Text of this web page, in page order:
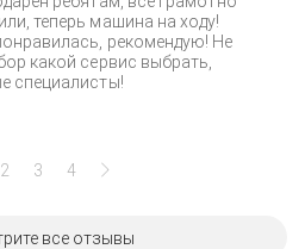
теперь машина на ходу!
рекомендую! Не
какой сервис выбрать,
специалисты!
2 3 4
все отзывы